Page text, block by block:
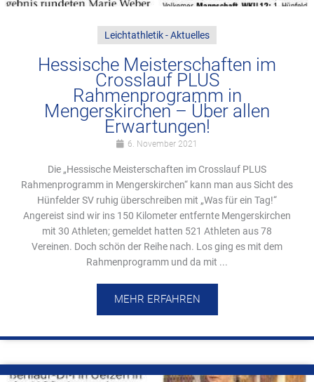
Leichtathletik - Aktuelles
Hessische Meisterschaften im
Crosslauf PLUS
Rahmenprogramm in
Mengerskirchen – Über allen
Erwartungen!
6. November 2021
Die „Hessische Meisterschaften im Crosslauf PLUS
Rahmenprogramm in Mengerskirchen“ kann man aus Sicht des
Hünfelder SV ruhig überschreiben mit „Was für ein Tag!“
Angereist sind wir ins 150 Kilometer entfernte Mengerskirchen
mit 30 Athleten; gemeldet hatten 521 Athleten aus 78
Vereinen. Doch schön der Reihe nach. Los ging es mit dem
Rahmenprogramm und da mit ...
MEHR ERFAHREN